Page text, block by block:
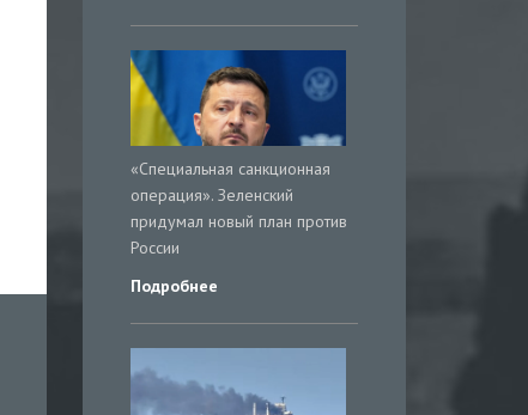
«Специальная санкционная
операция». Зеленский
придумал новый план против
России
Подробнее